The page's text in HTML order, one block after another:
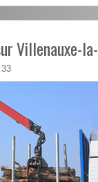
Villenauxe-